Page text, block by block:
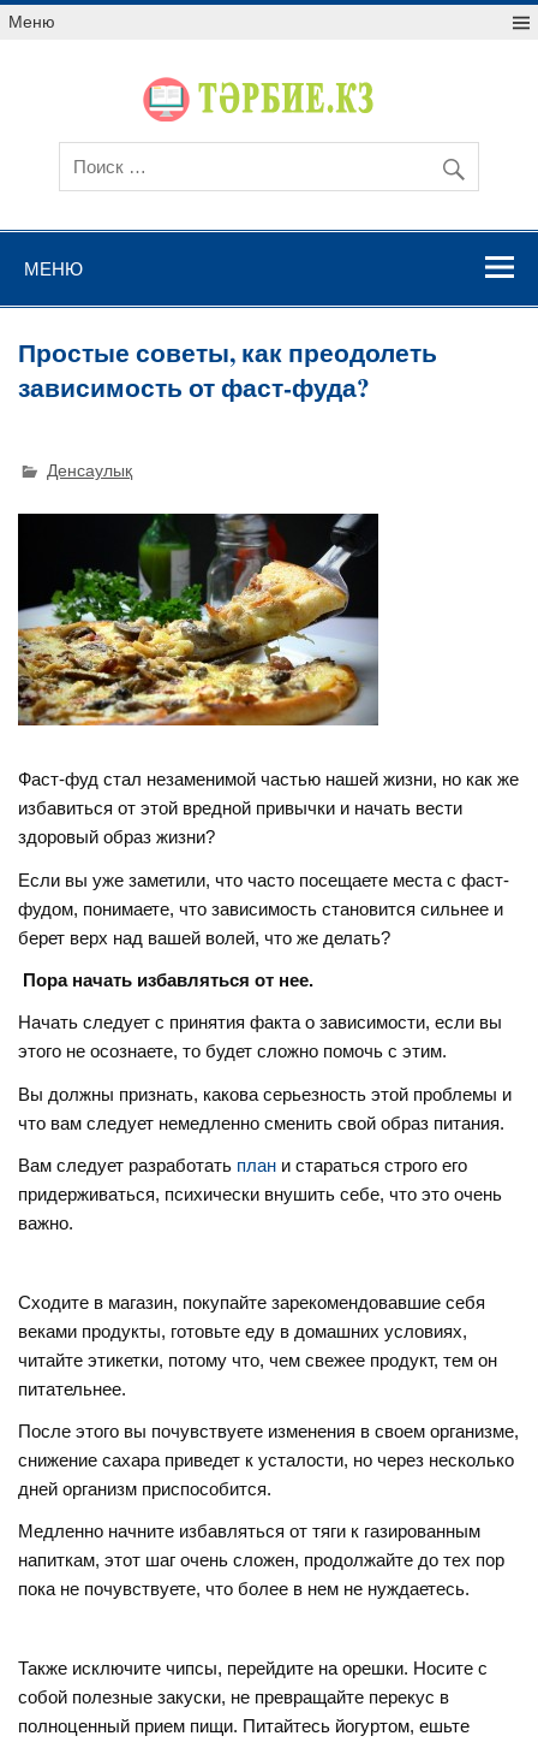
Меню
МЕНЮ
Простые советы, как преодолеть
зависимость от фаст-фуда?
Денсаулық
Фаст-фуд стал незаменимой частью нашей жизни, но как же
избавиться от этой вредной привычки и начать вести
здоровый образ жизни?
Если вы уже заметили, что часто посещаете места с фаст-
фудом, понимаете, что зависимость становится сильнее и
берет верх над вашей волей, что же делать?
Пора начать избавляться от нее.
Начать следует с принятия факта о зависимости, если вы
этого не осознаете, то будет сложно помочь с этим.
Вы должны признать, какова серьезность этой проблемы и
что вам следует немедленно сменить свой образ питания.
Вам следует разработать план и стараться строго его
придерживаться, психически внушить себе, что это очень
важно.
Сходите в магазин, покупайте зарекомендовавшие себя
веками продукты, готовьте еду в домашних условиях,
читайте этикетки, потому что, чем свежее продукт, тем он
питательнее.
После этого вы почувствуете изменения в своем организме,
снижение сахара приведет к усталости, но через несколько
дней организм приспособится.
Медленно начните избавляться от тяги к газированным
напиткам, этот шаг очень сложен, продолжайте до тех пор
пока не почувствуете, что более в нем не нуждаетесь.
Также исключите чипсы, перейдите на орешки. Носите с
собой полезные закуски, не превращайте перекус в
полноценный прием пищи. Питайтесь йогуртом, ешьте